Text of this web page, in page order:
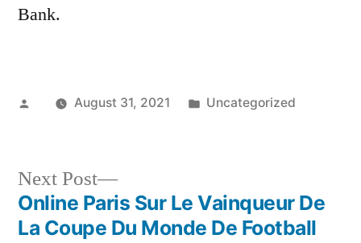
Bank.
PostedAugust 31, 2021
Posted
Uncategorized
Post
Next Post
Next
post:
Online Paris Sur Le Vainqueur De
La Coupe Du Monde De Football